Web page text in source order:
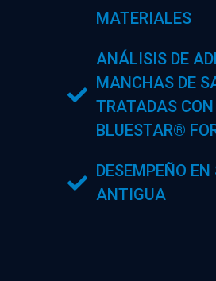
MATERIALES
ANÁLISIS DE
MANCHAS DE
TRATADAS CON
BLUESTAR®
DESEMPEÑO
ANTIGUA